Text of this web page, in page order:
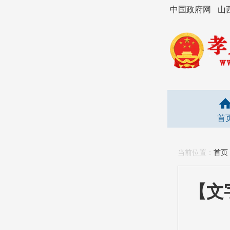
中国政府网 山
首
当前位置： 首页
【